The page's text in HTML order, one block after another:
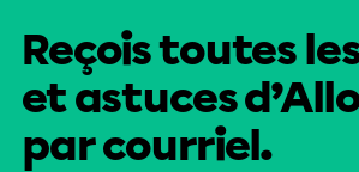
Reçois toutes
et astuces
par courriel.